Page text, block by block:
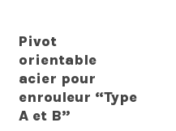
Pivot
orientable
acier pour
enrouleur “Type
A et B”